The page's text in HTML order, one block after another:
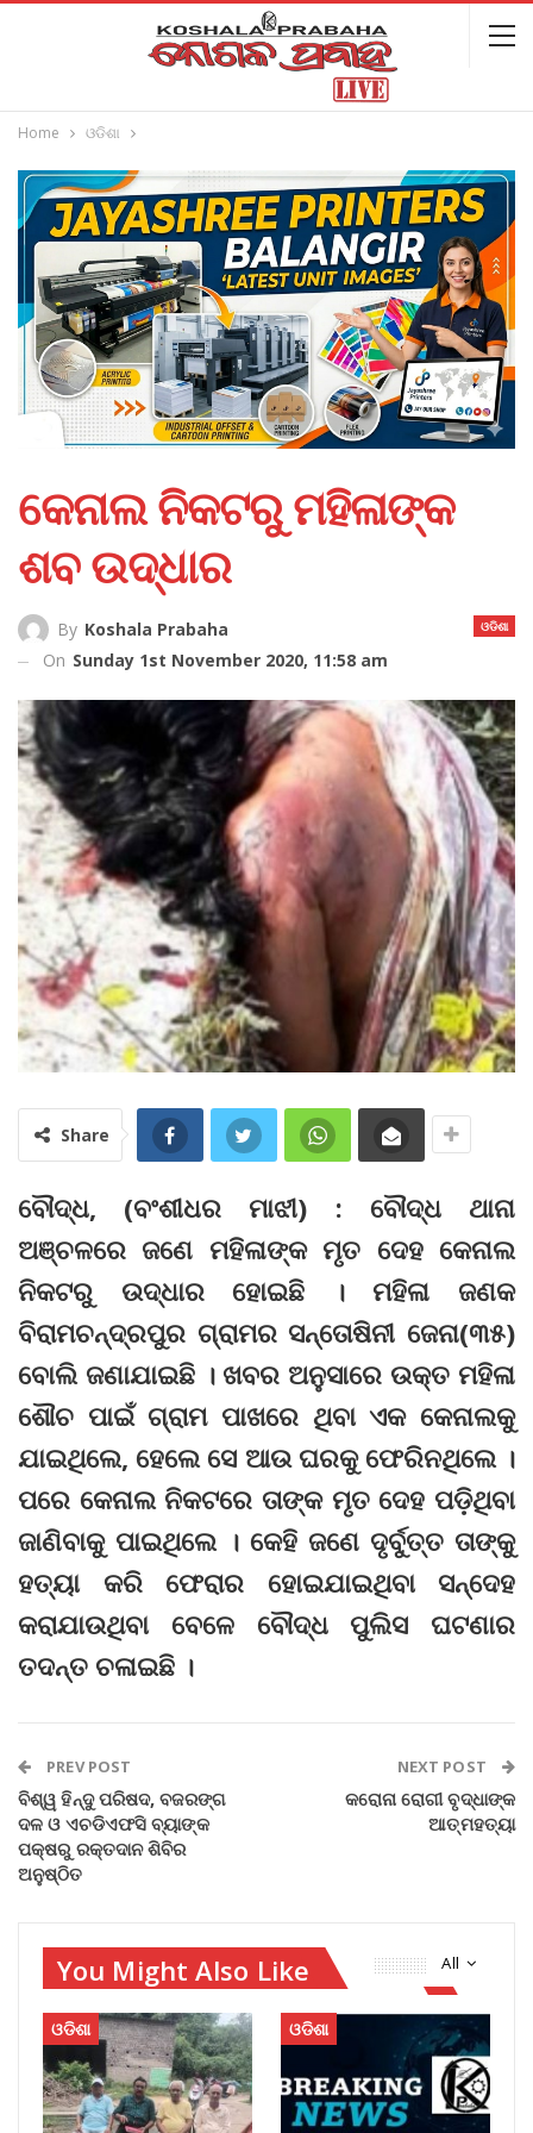
Home ଓଡିଶା
କେନାଲ ନିକଟରୁ ମହିଳାଙ୍କ
ଶବ ଉଦ୍ଧାର
ଓଡିଶା
By Koshala Prabaha
On Sunday 1st November 2020, 11:58 am
Share
ବୌଦ୍ଧ, (ବଂଶୀଧର ମାଝୀ) : ବୌଦ୍ଧ ଥାନା
ଅଞ୍ଚଳରେ ଜଣେ ମହିଳାଙ୍କ ମୃତ ଦେହ କେନାଲ
ନିକଟରୁ ଉଦ୍ଧାର ହୋଇଛି । ମହିଳା ଜଣକ
ବିରାମଚନ୍ଦ୍ରପୁର ଗ୍ରାମର ସନ୍ତୋଷିନୀ ଜେନା(୩୫)
ବୋଲି ଜଣାଯାଇଛି । ଖବର ଅନୁସାରେ ଉକ୍ତ ମହିଳା
ଶୌଚ ପାଇଁ ଗ୍ରାମ ପାଖରେ ଥିବା ଏକ କେନାଲକୁ
ଯାଇଥିଲେ, ହେଲେ ସେ ଆଉ ଘରକୁ ଫେରିନଥିଲେ ।
ପରେ କେନାଲ ନିକଟରେ ତାଙ୍କ ମୃତ ଦେହ ପଡ଼ିଥିବା
ଜାଣିବାକୁ ପାଇଥିଲେ । କେହି ଜଣେ ଦୃର୍ବୁତ୍ତ ତାଙ୍କୁ
ହତ୍ୟା କରି ଫେରାର ହୋଇଯାଇଥିବା ସନ୍ଦେହ
କରାଯାଉଥିବା ବେଳେ ବୌଦ୍ଧ ପୁଲିସ ଘଟଣାର
ତଦନ୍ତ ଚଳାଇଛି ।
PREV POST
ବିଶ୍ୱ ହିନ୍ଦୁ ପରିଷଦ, ବଜରଙ୍ଗ
ଦଳ ଓ ଏଚଡିଏଫସି ବ୍ୟାଙ୍କ
ପକ୍ଷରୁ ରକ୍ତଦାନ ଶିବିର
ଅନୁଷ୍ଠିତ
NEXT POST
କରୋନା ରୋଗୀ ବୃଦ୍ଧାଙ୍କ
ଆତ୍ମହତ୍ୟା
All
You Might Also Like
ଓଡିଶା ଓଡିଶା